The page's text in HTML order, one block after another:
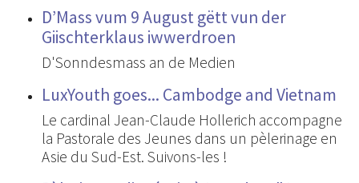
D’Mass vum 9 August gëtt vun der
Giischterklaus iwwerdroen
D'Sonndesmass an de Medien
LuxYouth goes... Cambodge and Vietnam
Le cardinal Jean-Claude Hollerich accompagne
la Pastorale des Jeunes dans un pèlerinage en
Asie du Sud-Est. Suivons-les !